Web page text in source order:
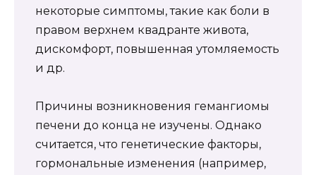
некоторые симптомы, такие как боли в
правом верхнем квадранте живота,
дискомфорт, повышенная утомляемость
и др.
Причины возникновения гемангиомы
печени до конца не изучены. Однако
считается, что генетические факторы,
гормональные изменения (например,